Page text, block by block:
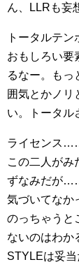
ん、LLRも妄
トータルテ
おもしろい要
るなー。もっ
囲気とかノリ
い。トータル
ライセンス
この二人がみ
ずなみだが
気づいてなか
のっちゃうと
ないのはわか
STYLEは妥当